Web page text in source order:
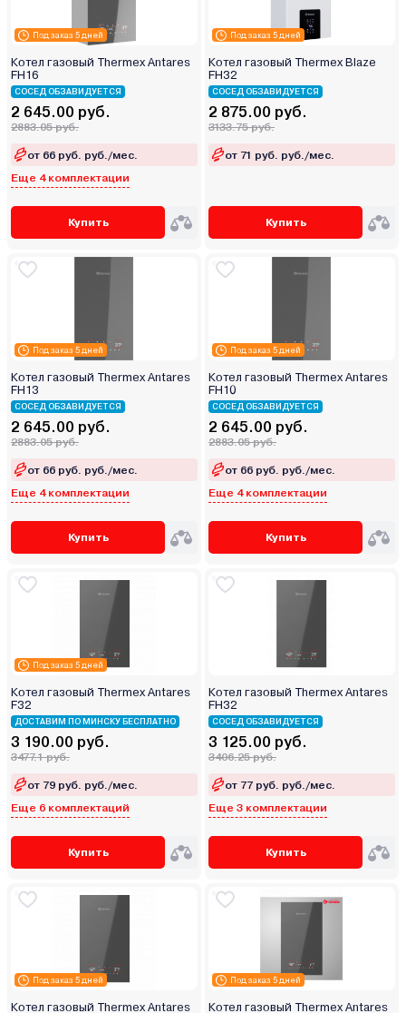
Под заказ 5 дней
Котел газовый Thermex Antares
FH16
СОСЕД ОБЗАВИДУЕТСЯ
2 645.00 руб.
2883.05 руб.
от 66 руб. руб./мес.
Еще 4 комплектации
Купить
Под заказ 5 дней
Котел газовый Thermex Blaze
FН32
СОСЕД ОБЗАВИДУЕТСЯ
2 875.00 руб.
3133.75 руб.
от 71 руб. руб./мес.
Купить
Под заказ 5 дней
Котел газовый Thermex Antares
FH13
СОСЕД ОБЗАВИДУЕТСЯ
2 645.00 руб.
2883.05 руб.
от 66 руб. руб./мес.
Еще 4 комплектации
Купить
Под заказ 5 дней
Котел газовый Thermex Antares
FH10
СОСЕД ОБЗАВИДУЕТСЯ
2 645.00 руб.
2883.05 руб.
от 66 руб. руб./мес.
Еще 4 комплектации
Купить
Под заказ 5 дней
Котел газовый Thermex Antares
F32
ДОСТАВИМ ПО МИНСКУ БЕСПЛАТНО
3 190.00 руб.
3477.1 руб.
от 79 руб. руб./мес.
Еще 6 комплектаций
Купить
Котел газовый Thermex Antares
FH32
СОСЕД ОБЗАВИДУЕТСЯ
3 125.00 руб.
3406.25 руб.
от 77 руб. руб./мес.
Еще 3 комплектации
Купить
Под заказ 5 дней
Котел газовый Thermex Antares
Под заказ 5 дней
Котел газовый Thermex Antares